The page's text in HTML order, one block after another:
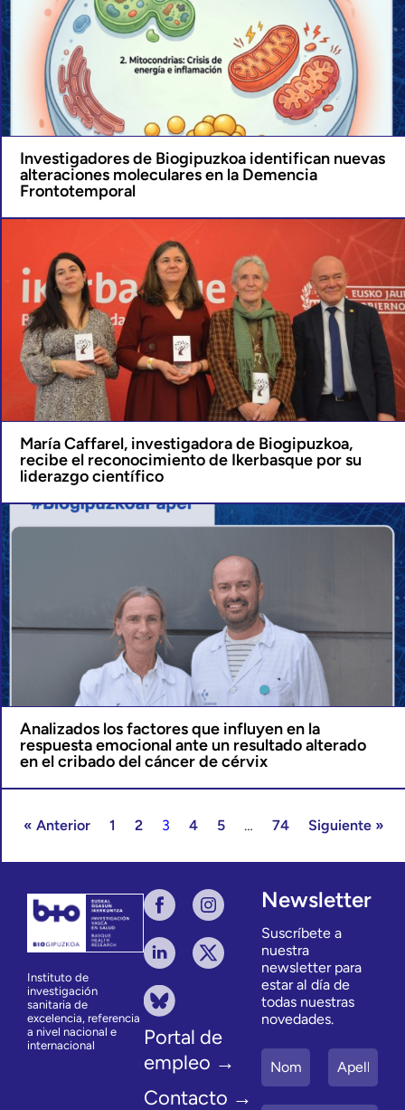
Investigadores de Biogipuzkoa identifican nuevas
alteraciones moleculares en la Demencia
Frontotemporal
María Caffarel, investigadora de Biogipuzkoa,
recibe el reconocimiento de Ikerbasque por su
liderazgo científico
Analizados los factores que influyen en la
respuesta emocional ante un resultado alterado
en el cribado del cáncer de cérvix
« Anterior 1 2 3 4 5 … 74 Siguiente »
Instituto de
investigación
sanitaria de
excelencia, referencia
a nivel nacional e
internacional
Portal de
empleo →
Contacto →
Newsletter
Suscríbete a
nuestra
newsletter para
estar al día de
todas nuestras
novedades.